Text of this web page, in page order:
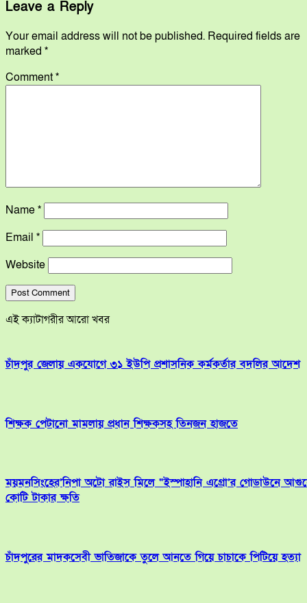
Leave a Reply
Your email address will not be published. Required fields are
marked *
Comment*
Name*
Email *
Website
এই ক্যাটাগরীর আরো খবর
চাঁদপুর জেলায় একযোগে ৩১ ইউপি প্রশাসনিক কর্মকর্তার বদলির আদেশ
শিক্ষক পেটানো মামলায় প্রধান শিক্ষকসহ তিনজন হাজতে
ময়মনসিংহের’নিপা অটো রাইস মিলে “ইস্পাহানি এগ্রো’র গোডাউনে
কোটি টাকার ক্ষতি
চাঁদপুরের মাদকসেবী ভাতিজাকে তুলে আনতে গিয়ে চাচাকে পিটিয়ে হত্যা